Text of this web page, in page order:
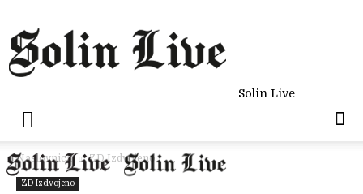
Solin Live
Naslovnica ZD Izdvojeno
ZD Izdvojeno